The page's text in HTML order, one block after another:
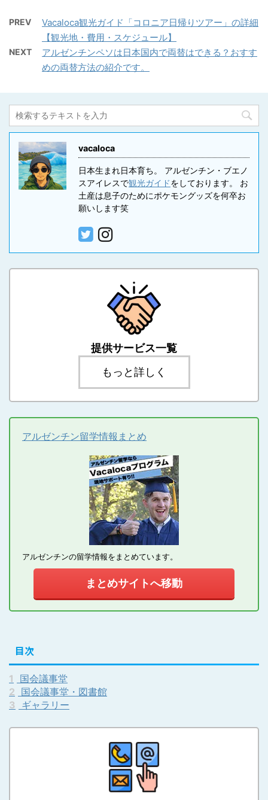
PREV
Vacaloca観光ガイド「コロニア日帰りツアー」の詳細
【観光地・費用・スケジュール】
NEXT
アルゼンチンペソは日本国内で両替はできる？おすす
めの両替方法の紹介です。
vacaloca
日本生まれ日本育ち。 アルゼンチン・ブエノ
スアイレスで観光ガイドをしております。 お
土産は息子のためにポケモングッズを何卒お
願いします笑
提供サービス一覧
もっと詳しく
アルゼンチン留学情報まとめ
アルゼンチンの留学情報をまとめています。
まとめサイトへ移動
目次
1
国会議事堂
2 国会議事堂・図書館
3 ギャラリー